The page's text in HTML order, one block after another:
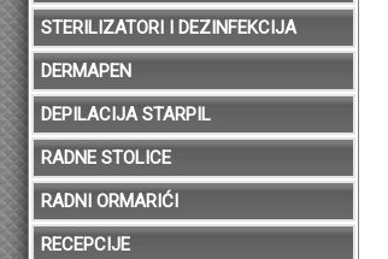
STERILIZATORI I DEZINFEKCIJA
DERMAPEN
DEPILACIJA STARPIL
RADNE STOLICE
RADNI ORMARIĆI
RECEPCIJE